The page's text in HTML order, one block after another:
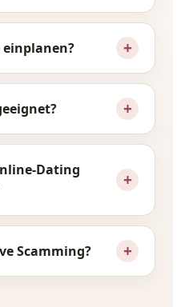
einplanen?
Dating
Scamming?